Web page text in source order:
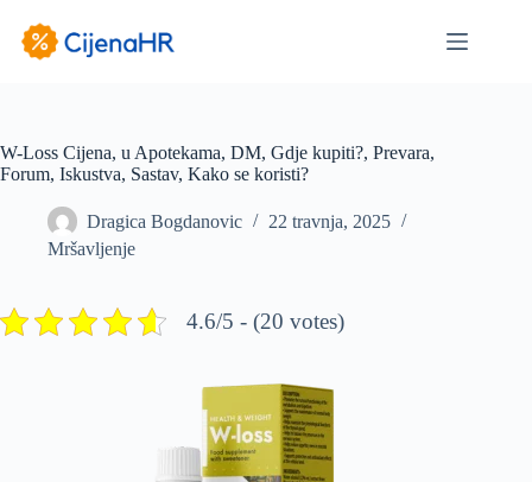
sadržaj
W-Loss Cijena, u Apotekama, DM, Gdje kupiti?, Prevara,
Forum, Iskustva, Sastav, Kako se koristi?
Dragica Bogdanovic
22 travnja, 2025
Mršavljenje
4.6/5 - (20 votes)